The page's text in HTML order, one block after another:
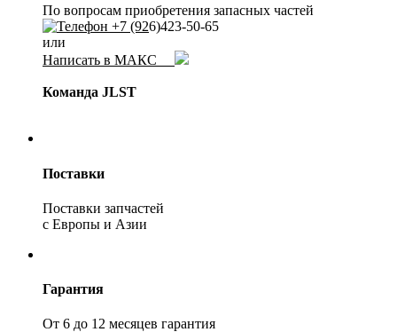
По вопросам приобретения запасных частей
+7 (926)423-50-65
или
Написать в МАКС
Команда JLST
Поставки
Поставки запчастей
с Европы и Азии
Гарантия
От 6 до 12 месяцев гарантия